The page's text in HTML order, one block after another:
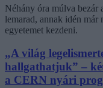
Néhány óra múlva
lemarad, annak idén már
egyetemet kezdeni.
„A világ
hallgathatjuk” –
a CERN nyári